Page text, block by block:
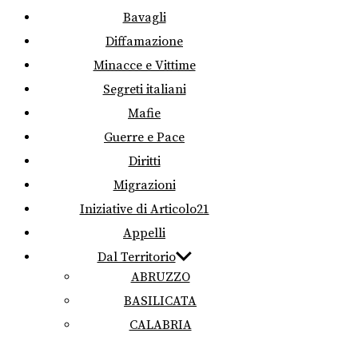
Bavagli
Diffamazione
Minacce e Vittime
Segreti italiani
Mafie
Guerre e Pace
Diritti
Migrazioni
Iniziative di Articolo21
Appelli
Dal Territorio
ABRUZZO
BASILICATA
CALABRIA